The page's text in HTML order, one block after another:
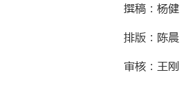
撰稿：杨健
排版：陈晨
审核：王刚